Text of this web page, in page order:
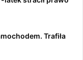
Trafiła